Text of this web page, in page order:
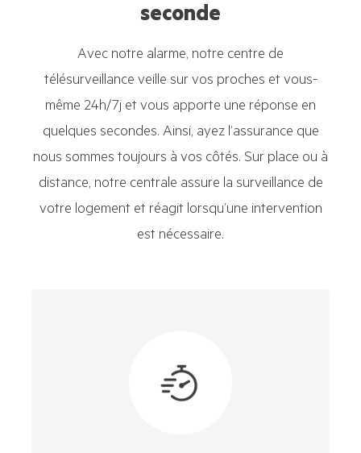
seconde
Avec notre alarme, notre centre de
télésurveillance veille sur vos proches et vous-
même 24h/7j et vous apporte une réponse en
quelques secondes. Ainsi, ayez l’assurance que
nous sommes toujours à vos côtés. Sur place ou à
distance, notre centrale assure la surveillance de
votre logement et réagit lorsqu’une intervention
est nécessaire.